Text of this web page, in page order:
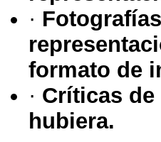
·
formato de
· Críticas
hubiera.